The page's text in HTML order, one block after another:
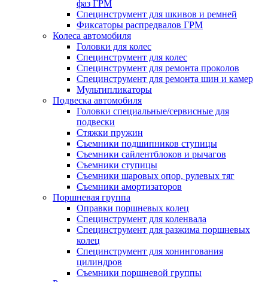
фаз ГРМ
Специнструмент для шкивов и ремней
Фиксаторы распредвалов ГРМ
Колеса автомобиля
Головки для колес
Специнструмент для колес
Специнструмент для ремонта проколов
Специнструмент для ремонта шин и камер
Мультипликаторы
Подвеска автомобиля
Головки специальные/сервисные для
подвески
Стяжки пружин
Съемники подшипников ступицы
Съемники сайлентблоков и рычагов
Съемники ступицы
Съемники шаровых опор, рулевых тяг
Съемники амортизаторов
Поршневая группа
Оправки поршневых колец
Специнструмент для коленвала
Специнструмент для разжима поршневых
колец
Специнструмент для хонингования
цилиндров
Съемники поршневой группы